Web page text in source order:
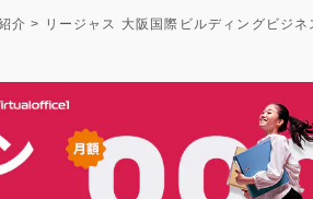
介 > リージャス 大阪国際ビルディングビジネ